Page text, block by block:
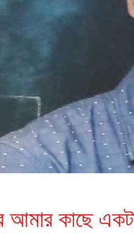
কাছে